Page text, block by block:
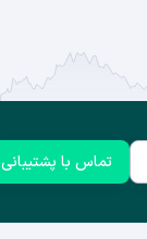
تماس با پشتیبانی